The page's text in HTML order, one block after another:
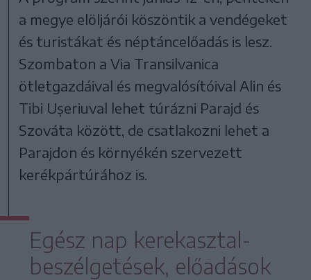
a megye elöljárói köszöntik a vendégeket
és turistákat és néptáncelőadás is lesz.
Szombaton a Via Transilvanica
ötletgazdáival és megvalósítóival Alin és
Tibi Ușeriuval lehet túrázni Parajd és
Szováta között, de csatlakozni lehet a
Parajdon és környékén szervezett
kerékpártúrához is.
Egész nap kerekasztal-
beszélgetések, előadások